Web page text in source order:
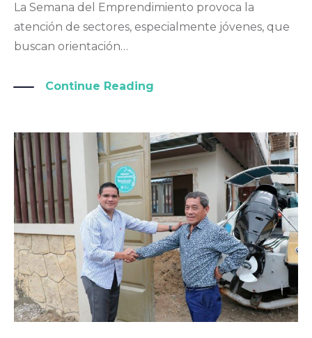
La Semana del Emprendimiento provoca la
atención de sectores, especialmente jóvenes, que
buscan orientación…
Continue Reading